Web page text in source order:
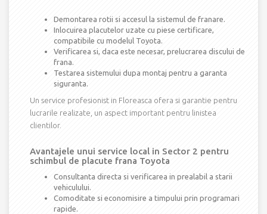
Demontarea rotii si accesul la sistemul de franare.
Inlocuirea placutelor uzate cu piese certificare,
compatibile cu modelul Toyota.
Verificarea si, daca este necesar, prelucrarea discului de
frana.
Testarea sistemului dupa montaj pentru a garanta
siguranta.
Un service profesionist in Floreasca ofera si garantie pentru
lucrarile realizate, un aspect important pentru linistea
clientilor.
Avantajele unui service local in Sector 2 pentru
schimbul de placute frana Toyota
Consultanta directa si verificarea in prealabil a starii
vehiculului.
Comoditate si economisire a timpului prin programari
rapide.